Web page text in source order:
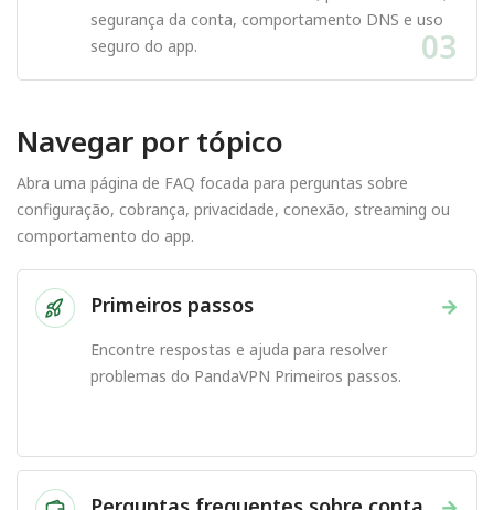
segurança da conta, comportamento DNS e uso
seguro do app.
03
Navegar por tópico
Abra uma página de FAQ focada para perguntas sobre
configuração, cobrança, privacidade, conexão, streaming ou
comportamento do app.
→
Primeiros passos
Encontre respostas e ajuda para resolver
problemas do PandaVPN Primeiros passos.